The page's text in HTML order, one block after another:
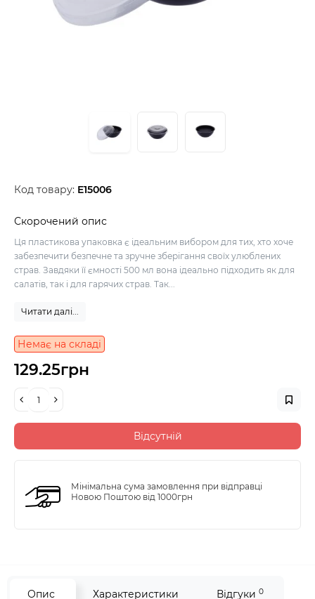
Код товару: E15006
Скорочений опис
Ця пластикова упаковка є ідеальним вибором для тих, хто хоче
забезпечити безпечне та зручне зберігання своїх улюблених
страв. Завдяки її ємності 500 мл вона ідеально підходить як для
салатів, так і для гарячих страв. Так...
Читати далі...
Немає на складі
129.25грн
Відсутній
Мінімальна сума замовлення при відправці
Новою Поштою від 1000грн
Опис Характеристики Відгуки 0